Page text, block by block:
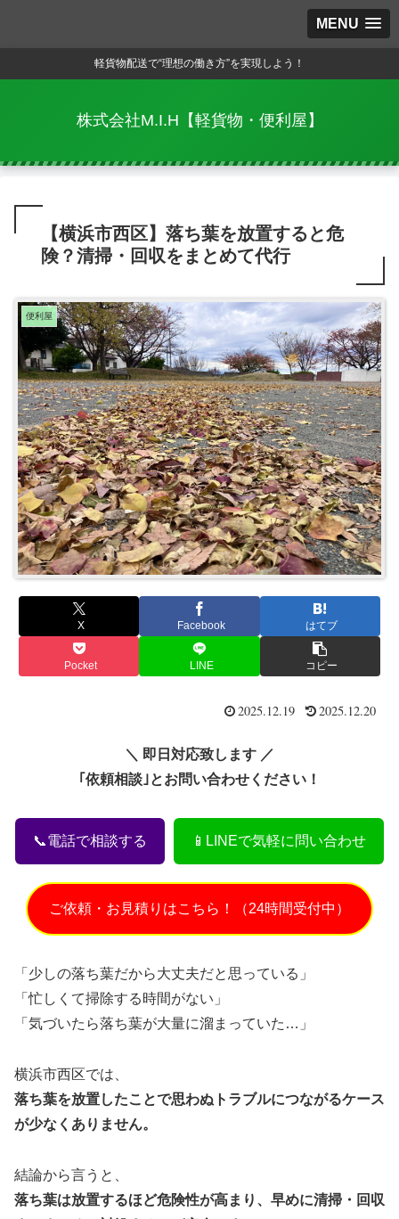
MENU
軽貨物配送で“理想の働き方”を実現しよう！
株式会社M.I.H【軽貨物・便利屋】
【横浜市西区】落ち葉を放置すると危
険？清掃・回収をまとめて代行
便利屋
X Facebook はてブ
Pocket LINE コピー
2025.12.19 2025.12.20
＼ 即日対応致します ／
｢依頼相談｣とお問い合わせください！
📞電話で相談する 📱LINEで気軽に問い合わせ
ご依頼・お見積りはこちら！（24時間受付中）
「少しの落ち葉だから大丈夫だと思っている」
「忙しくて掃除する時間がない」
「気づいたら落ち葉が大量に溜まっていた…」
横浜市西区では、
落ち葉を放置したことで思わぬトラブルにつながるケース
が少なくありません。
結論から言うと、
落ち葉は放置するほど危険性が高まり、早めに清掃・回収